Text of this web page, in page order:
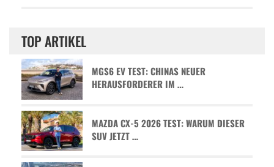
TOP ARTIKEL
MGS6 EV TEST: CHINAS NEUER
HERAUSFORDERER IM …
MAZDA CX-5 2026 TEST: WARUM DIESER
SUV JETZT …